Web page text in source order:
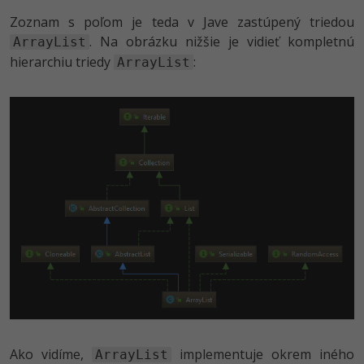
Zoznam s poľom je teda v Jave zastúpený triedou
ArrayList . Na obrázku nižšie je vidieť kompletnú
hierarchiu triedy ArrayList :
Ako vidíme, ArrayList
implementuje okrem iného